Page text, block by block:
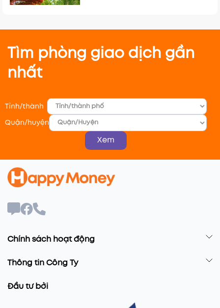
Tìm phòng giao dịch gần
nhất
Tỉnh/thành
Quận/huyện
Xem
Chính sách hoạt động
Thông tin Công Ty
Đầu tư bởi